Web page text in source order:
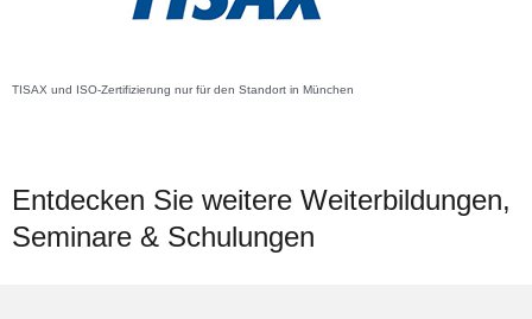
TISAX und ISO-Zertifizierung nur für den Standort in München
Entdecken Sie weitere Weiterbildungen,
Seminare & Schulungen